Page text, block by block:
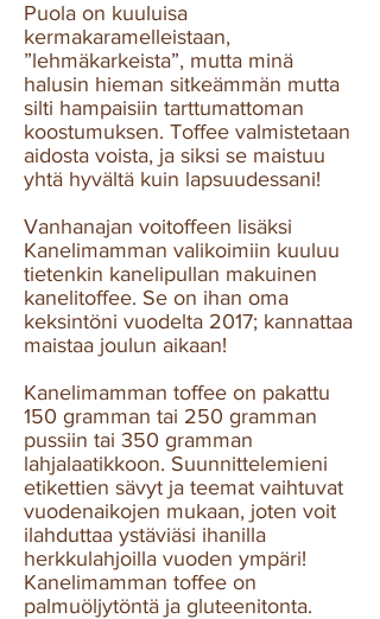
Puola on kuuluisa
kermakaramelleistaan,
”lehmäkarkeista”, mutta minä
halusin hieman sitkeämmän mutta
silti hampaisiin tarttumattoman
koostumuksen. Toffee valmistetaan
aidosta voista, ja siksi se maistuu
yhtä hyvältä kuin lapsuudessani!
Vanhanajan voitoffeen lisäksi
Kanelimamman valikoimiin kuuluu
tietenkin kanelipullan makuinen
kanelitoffee. Se on ihan oma
keksintöni vuodelta 2017; kannattaa
maistaa joulun aikaan!
Kanelimamman toffee on pakattu
150 gramman tai 250 gramman
pussiin tai 350 gramman
lahjalaatikkoon. Suunnittelemieni
etikettien sävyt ja teemat vaihtuvat
vuodenaikojen mukaan, joten voit
ilahduttaa ystäviäsi ihanilla
herkkulahjoilla vuoden ympäri!
Kanelimamman toffee on
palmuöljytöntä ja gluteenitonta.